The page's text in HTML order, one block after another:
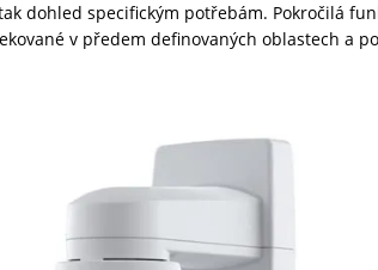
dohled specifickým potřebám. Pokročilá
v předem definovaných oblastech a